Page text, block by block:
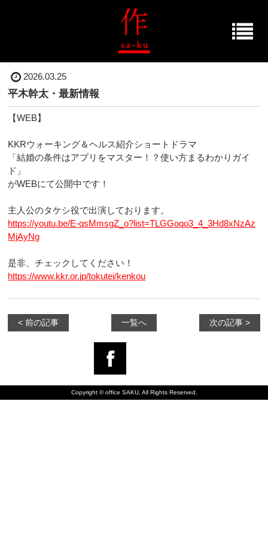
2026.03.25
平木幹太・最新情報
【WEB】
KKRウォーキング＆ヘルス紹介ショートドラマ
「結婚の条件はアプリをマスター！？使い方まるわかりガイ
ド」
がWEBにて公開中です！
主人公のタケシ役で出演しております。
https://youtu.be/E-qsMmsgZ_o?list=TLGGoqo3_4_3Hd8xNzAz
MjAyNg
是非、チェックしてください！
https://www.kkr.or.jp/tokutei/kenkou
< 前の記事 次の記事 >
一覧へ
Copyright © office SAKU, All Rights Reserved.